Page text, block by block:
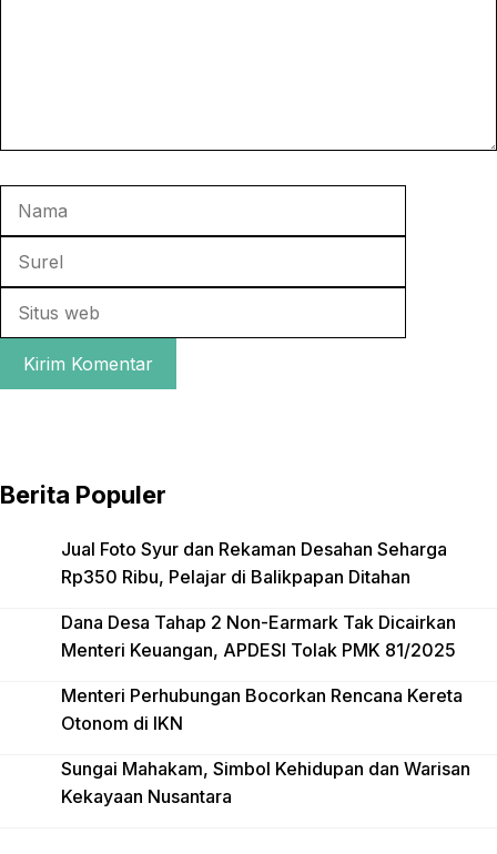
Berita Populer
Jual Foto Syur dan Rekaman Desahan Seharga
Rp350 Ribu, Pelajar di Balikpapan Ditahan
Dana Desa Tahap 2 Non-Earmark Tak Dicairkan
Menteri Keuangan, APDESI Tolak PMK 81/2025
Menteri Perhubungan Bocorkan Rencana Kereta
Otonom di IKN
Sungai Mahakam, Simbol Kehidupan dan Warisan
Kekayaan Nusantara